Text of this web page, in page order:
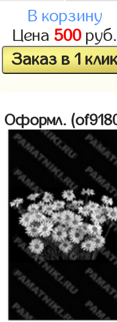
В корзину
Цена 500руб.
Заказ в 1
Оформл.